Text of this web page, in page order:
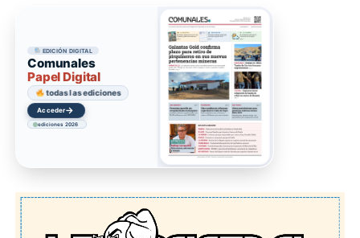
EDICIÓN DIGITAL
Comunales
Papel Digital
todas las ediciones
Acceder→
ediciones 2026